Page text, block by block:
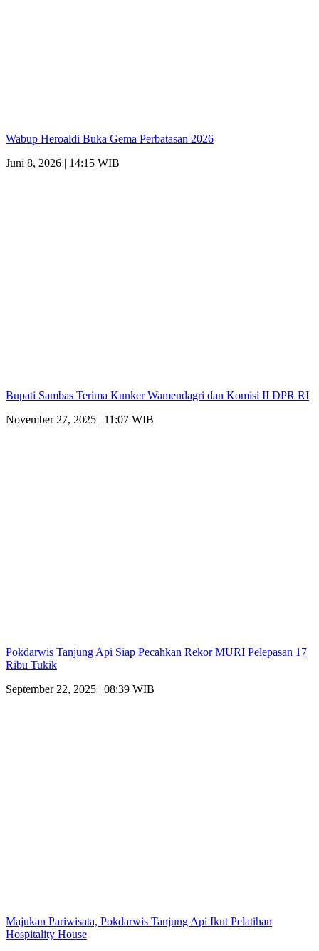
Wabup Heroaldi Buka Gema Perbatasan 2026
Juni 8, 2026 | 14:15 WIB
Bupati Sambas Terima Kunker Wamendagri dan Komisi II DPR RI
November 27, 2025 | 11:07 WIB
Pokdarwis Tanjung Api Siap Pecahkan Rekor MURI Pelepasan 17
Ribu Tukik
September 22, 2025 | 08:39 WIB
Majukan Pariwisata, Pokdarwis Tanjung Api Ikut Pelatihan
Hospitality House